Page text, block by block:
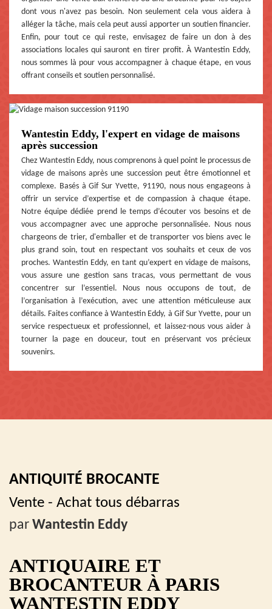
dont vous n'avez pas besoin. Non seulement cela vous aidera à
alléger la tâche, mais cela peut aussi apporter un soutien financier.
Enfin, pour tout ce qui reste, envisagez de faire un don à des
associations locales qui sauront en tirer profit. À Wantestin Eddy,
nous sommes là pour vous accompagner à chaque étape, en vous
offrant conseils et soutien personnalisé.
Wantestin Eddy, l'expert en vidage de maisons
après succession
Chez Wantestin Eddy, nous comprenons à quel point le processus de
vidage de maisons après une succession peut être émotionnel et
complexe. Basés à Gif Sur Yvette, 91190, nous nous engageons à
offrir un service d’expertise et de compassion à chaque étape.
Notre équipe dédiée prend le temps d’écouter vos besoins et de
vous accompagner avec une approche personnalisée. Nous nous
chargeons de trier, d'emballer et de transporter vos biens avec le
plus grand soin, tout en respectant vos souhaits et ceux de vos
proches. Wantestin Eddy, en tant qu’expert en vidage de maisons,
vous assure une gestion sans tracas, vous permettant de vous
concentrer sur l’essentiel. Nous nous occupons de tout, de
l’organisation à l’exécution, avec une attention méticuleuse aux
détails. Faites confiance à Wantestin Eddy, à Gif Sur Yvette, pour un
service respectueux et professionnel, et laissez-nous vous aider à
tourner la page en douceur, tout en préservant vos précieux
souvenirs.
ANTIQUITÉ BROCANTE
Vente - Achat tous débarras
par Wantestin Eddy
ANTIQUAIRE ET
BROCANTEUR À PARIS
WANTESTIN EDDY